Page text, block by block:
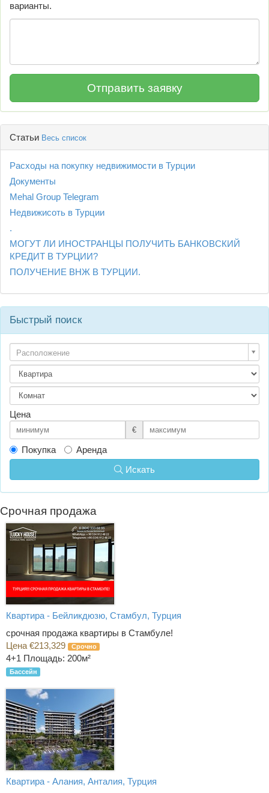
варианты.
Статьи Весь список
Расходы на покупку недвижимости в Турции
Документы
Mehal Group Telegram
Недвижисоть в Турции
.
МОГУТ ЛИ ИНОСТРАНЦЫ ПОЛУЧИТЬ БАНКОВСКИЙ
КРЕДИТ В ТУРЦИИ?
ПОЛУЧЕНИЕ ВНЖ В ТУРЦИИ.
Быстрый поиск
Расположение
Цена
€
Покупка
Аренда
Искать
Срочная продажа
Квартира - Бейликдюзю, Стамбул, Турция
срочная продажа квартиры в Стамбуле!
Цена €213,329
Срочно
4+1 Площадь: 200м²
Бассейн
Квартира - Алания, Анталия, Турция